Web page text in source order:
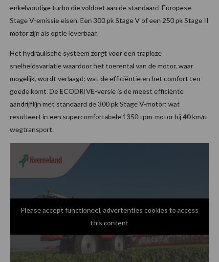
enkelvoudige turbo die voldoet aan de standaard Europese
Stage V-emissie eisen. Een 300 pk Stage V of een 250 pk Stage II
motor zijn als optie leverbaar.
Het hydraulische systeem zorgt voor een traploze
snelheidsvariatie waardoor het toerental van de motor, waar
mogelijk, wordt verlaagd; wat de efficiëntie en het comfort ten
goede komt. De ECODRIVE-versie is de meest efficiënte
aandrijflijn met standaard de 300 pk Stage V-motor; wat
resulteert in een supercomfortabele 1350 tpm-motor bij 40 km/u
wegtransport.
Please accept functioneel, advertenties cookies to access
this content